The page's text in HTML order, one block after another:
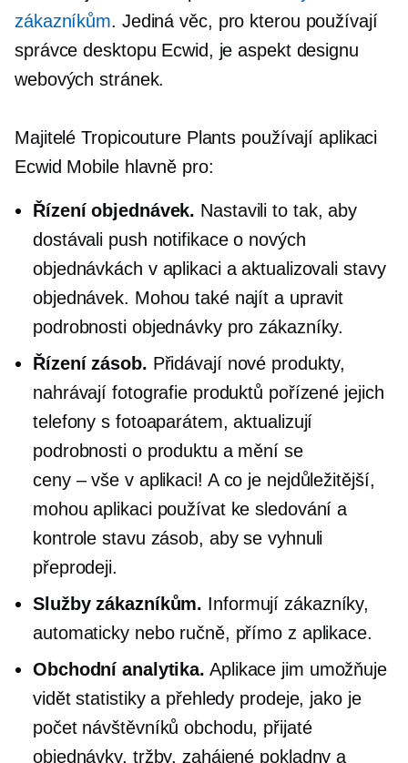
zákazníkům. Jediná věc, pro kterou používají
správce desktopu Ecwid, je aspekt designu
webových stránek.
Majitelé Tropicouture Plants používají aplikaci
Ecwid Mobile hlavně pro:
Řízení objednávek. Nastavili to tak, aby
dostávali push notifikace o nových
objednávkách v aplikaci a aktualizovali stavy
objednávek. Mohou také najít a upravit
podrobnosti objednávky pro zákazníky.
Řízení zásob. Přidávají nové produkty,
nahrávají fotografie produktů pořízené jejich
telefony s fotoaparátem, aktualizují
podrobnosti o produktu a mění se
ceny – vše v aplikaci! A co je nejdůležitější,
mohou aplikaci používat ke sledování a
kontrole stavu zásob, aby se vyhnuli
přeprodeji.
Služby zákazníkům. Informují zákazníky,
automaticky nebo ručně, přímo z aplikace.
Obchodní analytika. Aplikace jim umožňuje
vidět statistiky a přehledy prodeje, jako je
počet návštěvníků obchodu, přijaté
objednávky, tržby, zahájené pokladny a